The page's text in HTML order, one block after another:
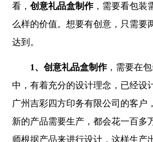
看， 创意礼品盒制作，需要看包装
么样的价值。想要有创意，只需要
达到。
1、 创意礼品盒制作，需要在
中，有着充分的设计理念，已经设
广州吉彩四方印务有限公司的客户
新的产品需要生产，都会花一百多
师根据产品来进行设计，这样生产